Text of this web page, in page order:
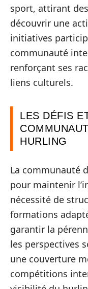
sport, attirant
découvrir une
initiatives
communauté
renforçant ses
liens culturels.
LES DÉFIS
HURLING
La communauté
pour maintenir
nécessité de
formations
garantir la
les perspectives
une couverture
compétitions